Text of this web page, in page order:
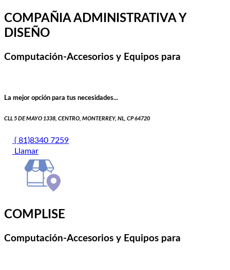
COMPAÑIA ADMINISTRATIVA Y
DISEÑO
Computación-Accesorios y Equipos para
La mejor opción para tus necesidades...
CLL 5 DE MAYO 1338, CENTRO, MONTERREY, NL, CP 64720
( 81)8340 7259
Llamar
COMPLISE
Computación-Accesorios y Equipos para